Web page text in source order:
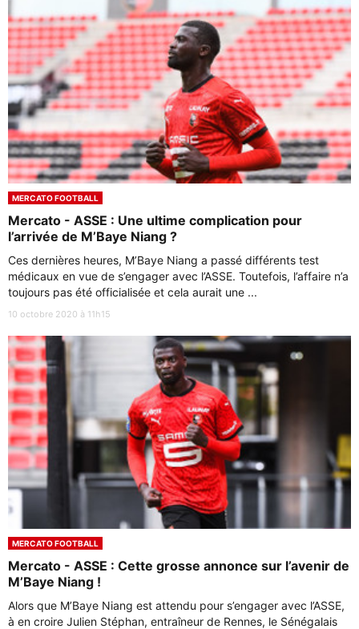
MERCATO FOOTBALL
Mercato - ASSE : Une ultime complication pour
l’arrivée de M’Baye Niang ?
Ces dernières heures, M’Baye Niang a passé différents test
médicaux en vue de s’engager avec l’ASSE. Toutefois, l’affaire n’a
toujours pas été officialisée et cela aurait une ...
10 octobre 2020 à 11h15
MERCATO FOOTBALL
Mercato - ASSE : Cette grosse annonce sur l’avenir de
M’Baye Niang !
Alors que M’Baye Niang est attendu pour s’engager avec l’ASSE,
à en croire Julien Stéphan, entraîneur de Rennes, le Sénégalais